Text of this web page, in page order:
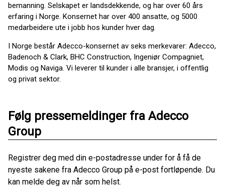
bemanning. Selskapet er landsdekkende, og har over 60 års
erfaring i Norge. Konsernet har over 400 ansatte, og 5000
medarbeidere ute i jobb hos kunder hver dag.
I Norge består Adecco-konsernet av seks merkevarer: Adecco,
Badenoch & Clark, BHC Construction, Ingeniør Compagniet,
Modis og Naviga. Vi leverer til kunder i alle bransjer, i offentlig
og privat sektor.
Følg pressemeldinger fra Adecco
Group
Registrer deg med din e-postadresse under for å få de
nyeste sakene fra Adecco Group på e-post fortløpende. Du
kan melde deg av når som helst.